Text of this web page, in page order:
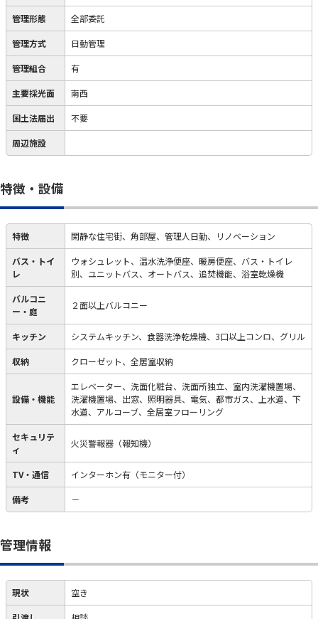
管理形態 全部委託
管理方式 日勤管理
管理組合 有
主要採光面 南西
国土法届出 不要
周辺施設
特徴・設備
特徴 閑静な住宅街、角部屋、管理人日勤、リノベーション
バス・トイ
レ
ウォシュレット、温水洗浄便座、暖房便座、バス・トイレ
別、ユニットバス、オートバス、追焚機能、浴室乾燥機
バルコニ
ー・庭
２面以上バルコニー
キッチン システムキッチン、食器洗浄乾燥機、3口以上コンロ、グリル
収納 クローゼット、全居室収納
設備・機能
エレベーター、洗面化粧台、洗面所独立、室内洗濯機置場、
洗濯機置場、出窓、照明器具、電気、都市ガス、上水道、下
水道、アルコーブ、全居室フローリング
セキュリテ
ィ
火災警報器（報知機）
TV・通信 インターホン有（モニター付）
備考 －
管理情報
現状 空き